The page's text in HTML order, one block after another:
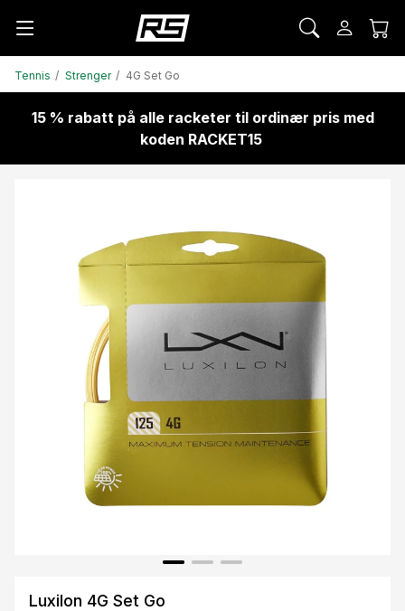
Tennis Strenger 4G Set Go
15 % rabatt på alle racketer til ordinær pris med
koden RACKET15
Luxilon 4G Set Go